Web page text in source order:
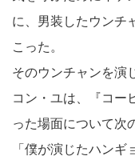
に、男装したウンチ
こった。
そのウンチャンを演
コン・ユは、『コー
った場面について次
「僕が演じたハン